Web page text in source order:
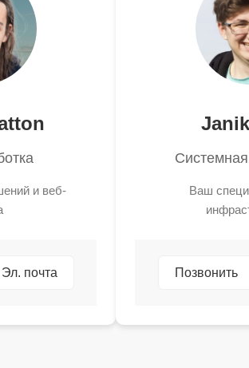
и веб-
Эл. почта
Ваш
Позвонить